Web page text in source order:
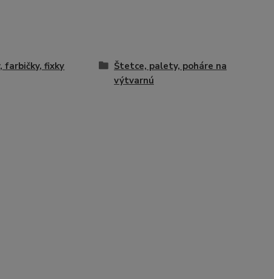
farbičky, fixky
Štetce, palety, poháre na
výtvarnú